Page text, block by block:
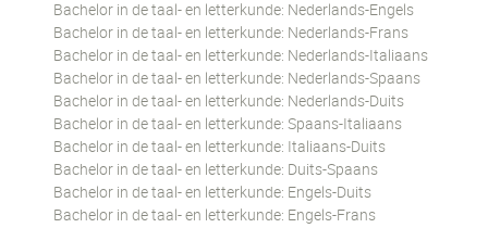
Bachelor in de taal- en letterkunde: Nederlands-Engels
Bachelor in de taal- en letterkunde: Nederlands-Frans
Bachelor in de taal- en letterkunde: Nederlands-Italiaans
Bachelor in de taal- en letterkunde: Nederlands-Spaans
Bachelor in de taal- en letterkunde: Nederlands-Duits
Bachelor in de taal- en letterkunde: Spaans-Italiaans
Bachelor in de taal- en letterkunde: Italiaans-Duits
Bachelor in de taal- en letterkunde: Duits-Spaans
Bachelor in de taal- en letterkunde: Engels-Duits
Bachelor in de taal- en letterkunde: Engels-Frans